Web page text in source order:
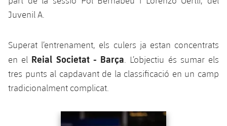
Fotos
Palmarès
Història
Actualitat
Entrades
Resultats
Barça Atlètic
plusicon
més
Calendari
Resultats
Jugadors
Actualitat
Barça C
Junior
Campus Estiu
Informació general
Juvenil A.
Superat l’entrenament, els culers ja estan concentrats
en el Reial Societat - Barça . L’objectiu és sumar els
tres punts al capdavant de la classificació en un camp
tradicionalment complicat.
label.aria.chevronleft